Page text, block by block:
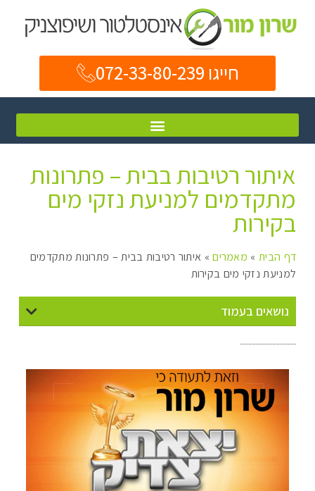
חייגו 072-33-80-239
איתור רטיבות בבית – פתרונות
מתקדמים למניעת נזקי מים
בקירות
דף הבית» מאמרים» איתור רטיבות בבית – פתרונות מתקדמים
למניעת נזקי מים בקירות
נושאים בעמוד